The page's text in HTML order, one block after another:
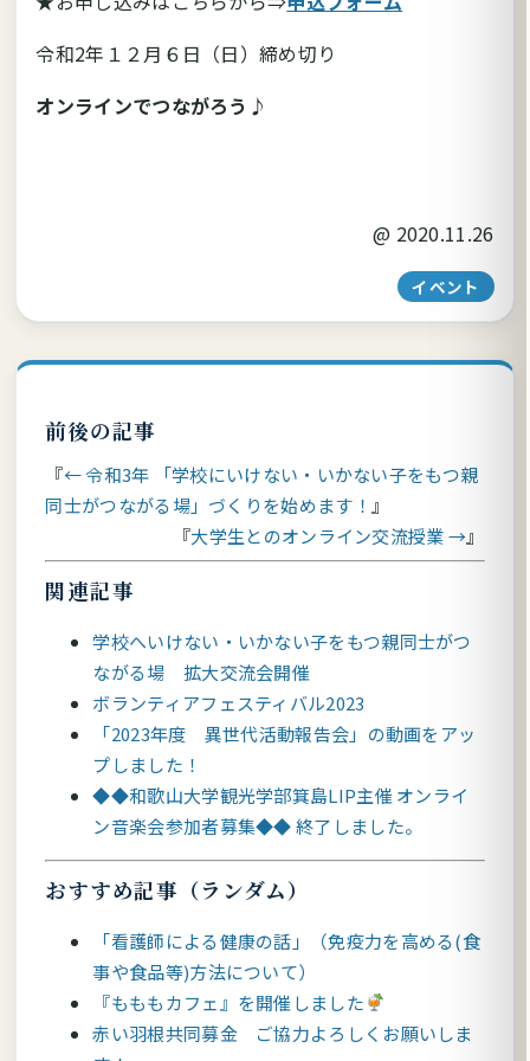
令和2年１２月６日（日）締め切り
オンラインでつながろう♪
@ 2020.11.26
イベント
前後の記事
← 令和3年 「学校にいけない・いかない子をもつ親
同士がつながる場」づくりを始めます！
大学生とのオンライン交流授業 →
関連記事
学校へいけない・いかない子をもつ親同士がつ
ながる場 拡大交流会開催
ボランティアフェスティバル2023
「2023年度 異世代活動報告会」の動画をアッ
プしました！
◆◆和歌山大学観光学部箕島LIP主催 オンライ
ン音楽会参加者募集◆◆ 終了しました。
おすすめ記事（ランダム）
「看護師による健康の話」（免疫力を高める(食
事や食品等)方法について）
『もももカフェ』を開催しました
赤い羽根共同募金 ご協力よろしくお願いしま